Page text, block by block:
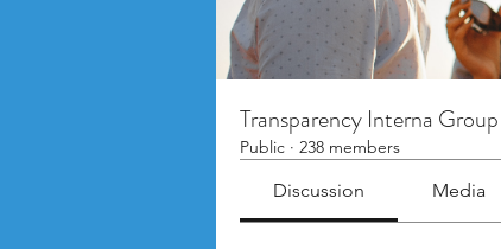
Transparency Interna Group
Public · 238 members
Discussion Media